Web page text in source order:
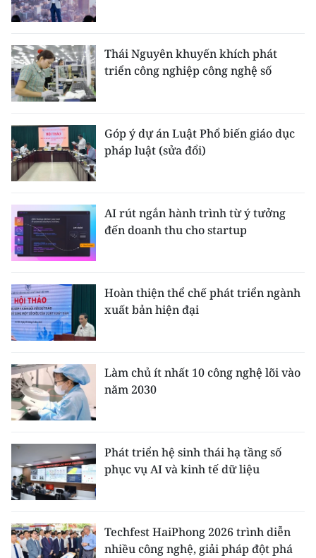
Thái Nguyên khuyến khích phát
triển công nghiệp công nghệ số
Góp ý dự án Luật Phổ biến giáo dục
pháp luật (sửa đổi)
AI rút ngắn hành trình từ ý tưởng
đến doanh thu cho startup
Hoàn thiện thể chế phát triển ngành
xuất bản hiện đại
Làm chủ ít nhất 10 công nghệ lõi vào
năm 2030
Phát triển hệ sinh thái hạ tầng số
phục vụ AI và kinh tế dữ liệu
Techfest HaiPhong 2026 trình diễn
nhiều công nghệ, giải pháp đột phá